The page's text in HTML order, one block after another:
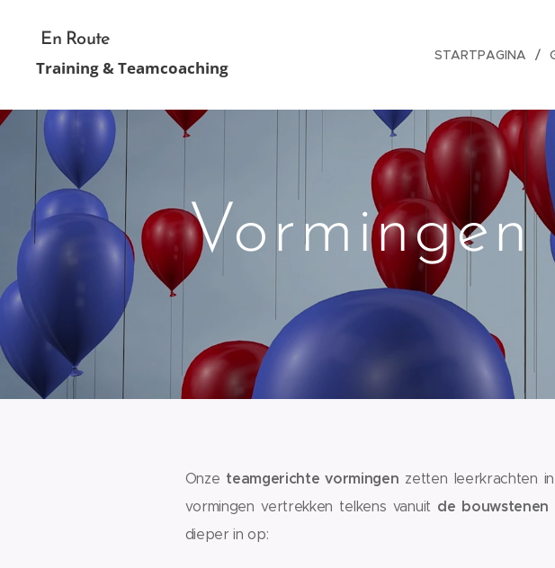
En Route
Training & Teamcoaching
STARTPAGINA
Onze teamgerichte vormingen zetten leerkrachten
vormingen vertrekken telkens vanuit de bouwstenen
dieper in op: